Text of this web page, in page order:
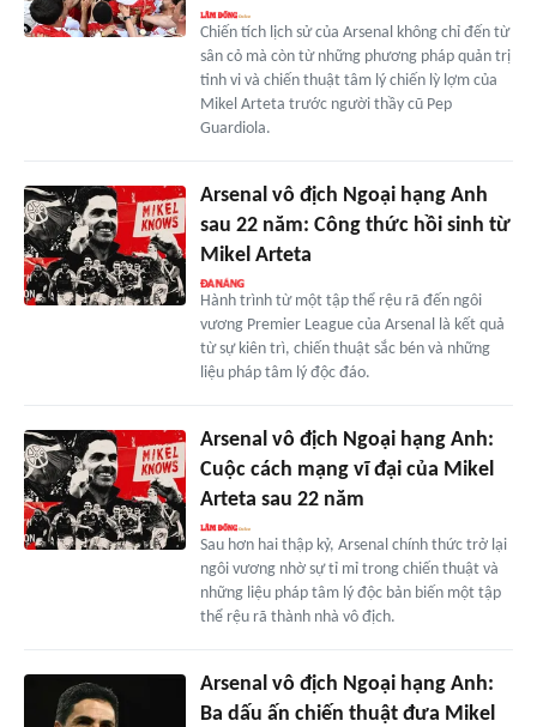
Chiến tích lịch sử của Arsenal không chỉ đến từ
sân cỏ mà còn từ những phương pháp quản trị
tinh vi và chiến thuật tâm lý chiến lỳ lợm của
Mikel Arteta trước người thầy cũ Pep
Guardiola.
Arsenal vô địch Ngoại hạng Anh
sau 22 năm: Công thức hồi sinh từ
Mikel Arteta
Hành trình từ một tập thể rệu rã đến ngôi
vương Premier League của Arsenal là kết quả
từ sự kiên trì, chiến thuật sắc bén và những
liệu pháp tâm lý độc đáo.
Arsenal vô địch Ngoại hạng Anh:
Cuộc cách mạng vĩ đại của Mikel
Arteta sau 22 năm
Sau hơn hai thập kỷ, Arsenal chính thức trở lại
ngôi vương nhờ sự tỉ mỉ trong chiến thuật và
những liệu pháp tâm lý độc bản biến một tập
thể rệu rã thành nhà vô địch.
Arsenal vô địch Ngoại hạng Anh:
Ba dấu ấn chiến thuật đưa Mikel